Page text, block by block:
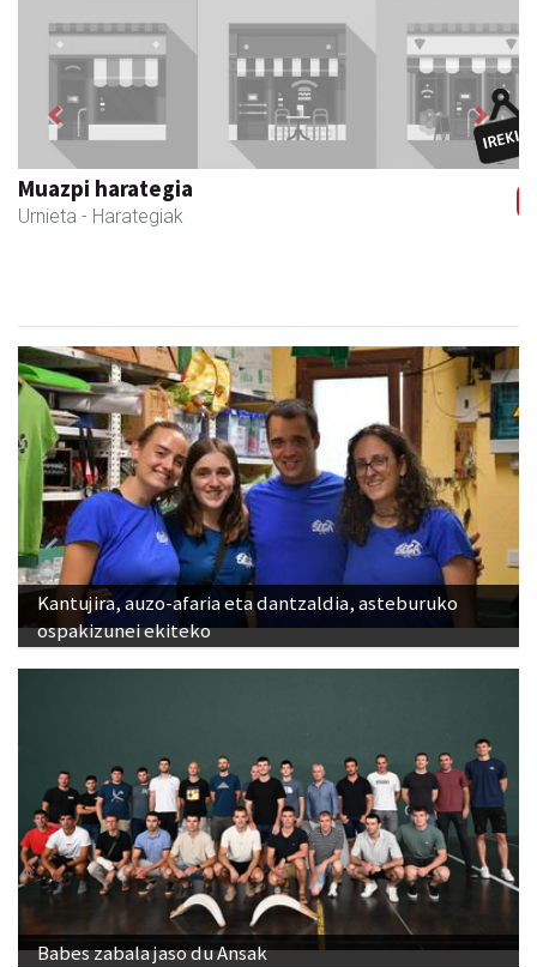
Muazpi harategia
Urnieta - Harategiak
Previous Next
Kantujira, auzo-afaria eta dantzaldia, asteburuko
ospakizunei ekiteko
Babes zabala jaso du Ansak